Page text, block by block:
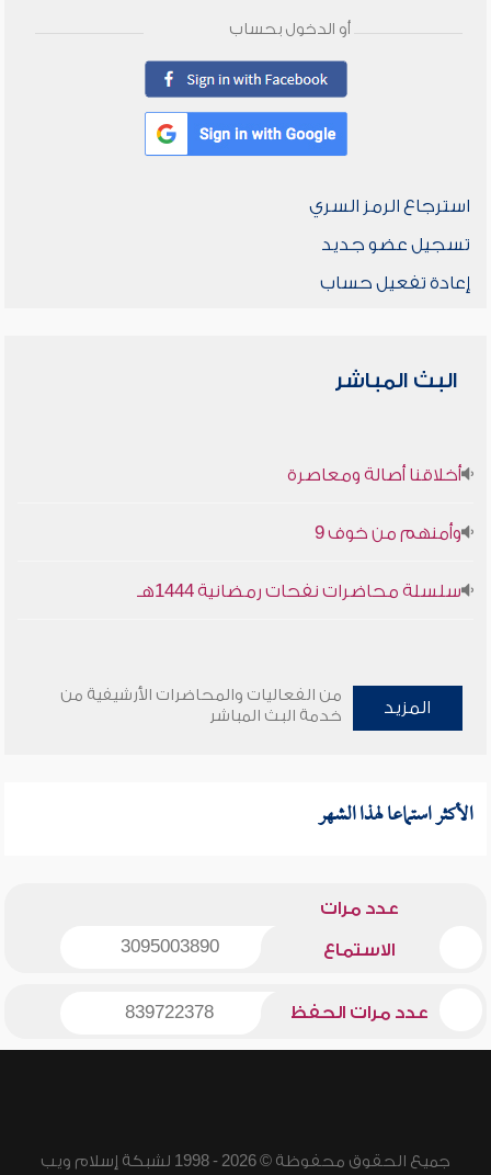
أو الدخول بحساب
استرجاع الرمز السري
تسجيل عضو جديد
إعادة تفعيل حساب
البث المباشر
أخلاقنا أصالة ومعاصرة
وأمنهم من خوف 9
سلسلة محاضرات نفحات رمضانية 1444هـ
المزيد
من الفعاليات والمحاضرات الأرشيفية من
خدمة البث المباشر
الأكثر استماعا لهذا الشهر
عدد مرات
الاستماع 3095003890
عدد مرات الحفظ 839722378
جميع الحقوق محفوظة © 2026 - 1998 لشبكة إسلام ويب